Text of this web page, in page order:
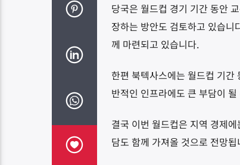
당국은 월드컵 경기 기간 동안
장하는 방안도 검토하고 있습
께 마련되고 있습니다.
한편 북텍사스에는 월드컵 기간
반적인 인프라에도 큰 부담이
결국 이번 월드컵은 지역 경제
담도 함께 가져올 것으로 전망됩